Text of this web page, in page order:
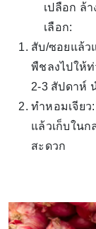
เปลือก ล้
เลือก:
สับ/ซอยแล้ว
พืชลงไปให้
2-3 สัปดาห์
ทำหอมเจียว
แล้วเก็บใน
สะดวก